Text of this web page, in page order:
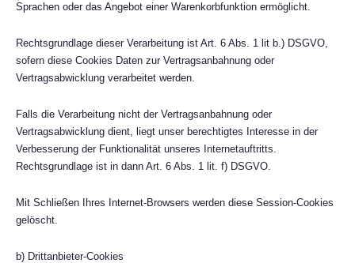
Sprachen oder das Angebot einer Warenkorbfunktion ermöglicht.
Rechtsgrundlage dieser Verarbeitung ist Art. 6 Abs. 1 lit b.) DSGVO,
sofern diese Cookies Daten zur Vertragsanbahnung oder
Vertragsabwicklung verarbeitet werden.
Falls die Verarbeitung nicht der Vertragsanbahnung oder
Vertragsabwicklung dient, liegt unser berechtigtes Interesse in der
Verbesserung der Funktionalität unseres Internetauftritts.
Rechtsgrundlage ist in dann Art. 6 Abs. 1 lit. f) DSGVO.
Mit Schließen Ihres Internet-Browsers werden diese Session-Cookies
gelöscht.
b) Drittanbieter-Cookies